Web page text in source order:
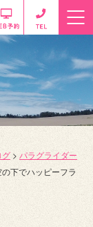
グ > パラグライダー
下でハッピーフラ